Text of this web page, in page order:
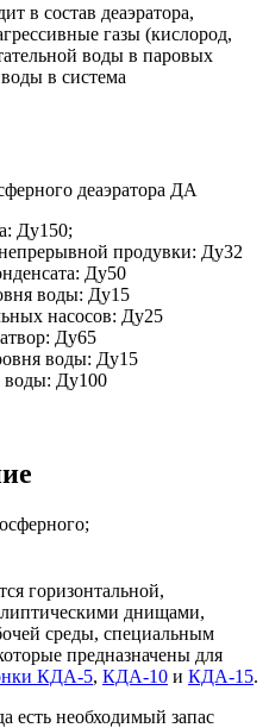
в состав деаэратора,
газы (кислород,
воды в паровых
в система
Ду150;
продувки: Ду32
Ду50
воды: Ду15
насосов: Ду25
Ду65
воды: Ду15
воды: Ду100
горизонтальной,
днищами,
среды, специальным
предназначены для
КДА-5, КДА-10 и КДА-15.
есть необходимый запас